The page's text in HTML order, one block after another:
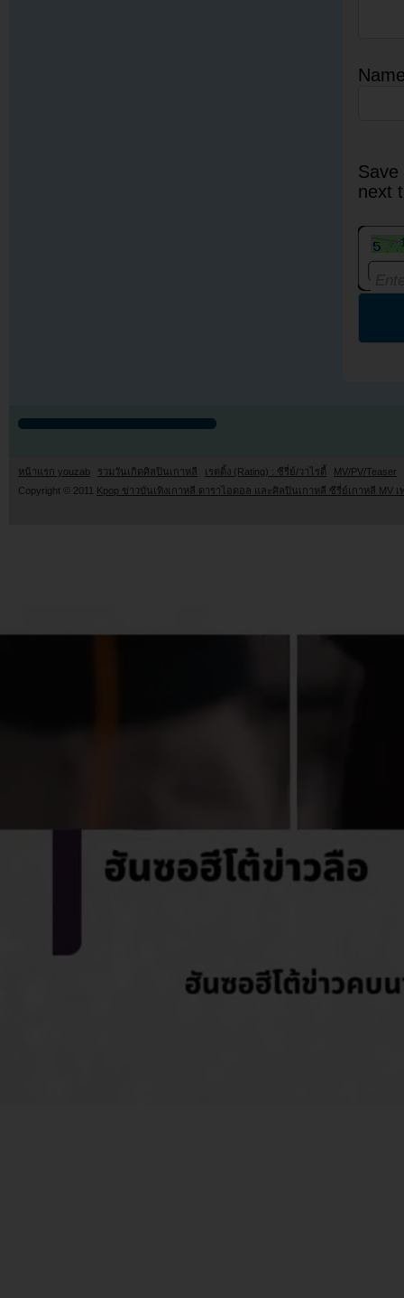
next
หน้าแรก youzab รวมวันเกิดศิลปินเกาหลี เรตติ้ง (Rating) : ซีรี่ย์/วาไรตี้
MV/PV/Teaser
Copyright © 2011 Kpop ข่าวบันเทิงเกาหลี ดาราไอดอล และศิลปินเกาหลี ซีรี่ย์เกาหลี MV